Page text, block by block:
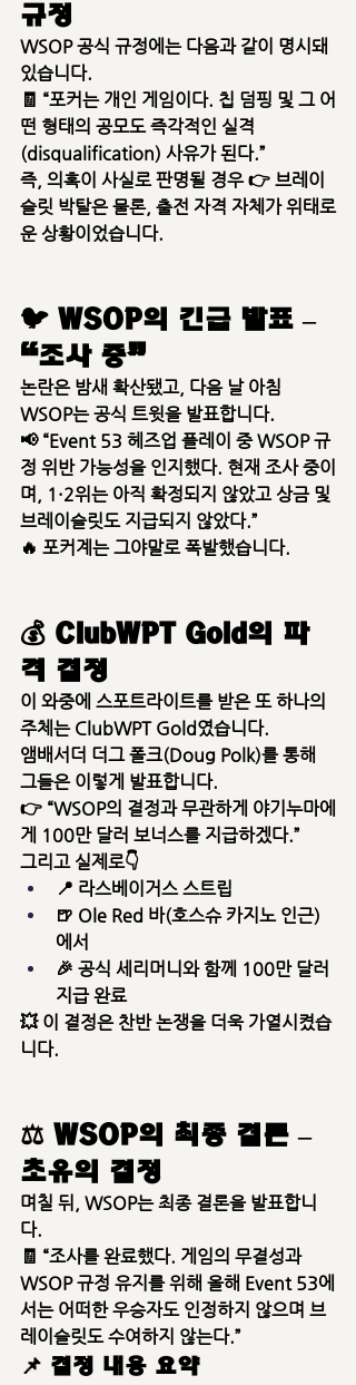
규정
WSOP 공식 규정에는 다음과 같이 명시돼
있습니다.
🧾 “포커는 개인 게임이다. 칩 덤핑 및 그 어
떤 형태의 공모도 즉각적인 실격
(disqualification) 사유가 된다.”
즉, 의혹이 사실로 판명될 경우 👉 브레이
슬릿 박탈은 물론, 출전 자격 자체가 위태로
운 상황이었습니다.
🐦 WSOP의 긴급 발표 –
“조사 중”
논란은 밤새 확산됐고, 다음 날 아침
WSOP는 공식 트윗을 발표합니다.
📢 “Event 53 헤즈업 플레이 중 WSOP 규
정 위반 가능성을 인지했다. 현재 조사 중이
며, 1·2위는 아직 확정되지 않았고 상금 및
브레이슬릿도 지급되지 않았다.”
🔥 포커계는 그야말로 폭발했습니다.
💰 ClubWPT Gold의 파
격 결정
이 와중에 스포트라이트를 받은 또 하나의
주체는 ClubWPT Gold였습니다.
앰배서더 더그 폴크(Doug Polk)를 통해
그들은 이렇게 발표합니다.
👉 “WSOP의 결정과 무관하게 야기누마에
게 100만 달러 보너스를 지급하겠다.”
그리고 실제로👇
📍 라스베이거스 스트립
🍺 Ole Red 바(호스슈 카지노 인근)
에서
🎉 공식 세리머니와 함께 100만 달러
지급 완료
💥 이 결정은 찬반 논쟁을 더욱 가열시켰습
니다.
⚖️ WSOP의 최종 결론 –
초유의 결정
며칠 뒤, WSOP는 최종 결론을 발표합니
다.
🧾 “조사를 완료했다. 게임의 무결성과
WSOP 규정 유지를 위해 올해 Event 53에
서는 어떠한 우승자도 인정하지 않으며 브
레이슬릿도 수여하지 않는다.”
📌 결정 내용 요약